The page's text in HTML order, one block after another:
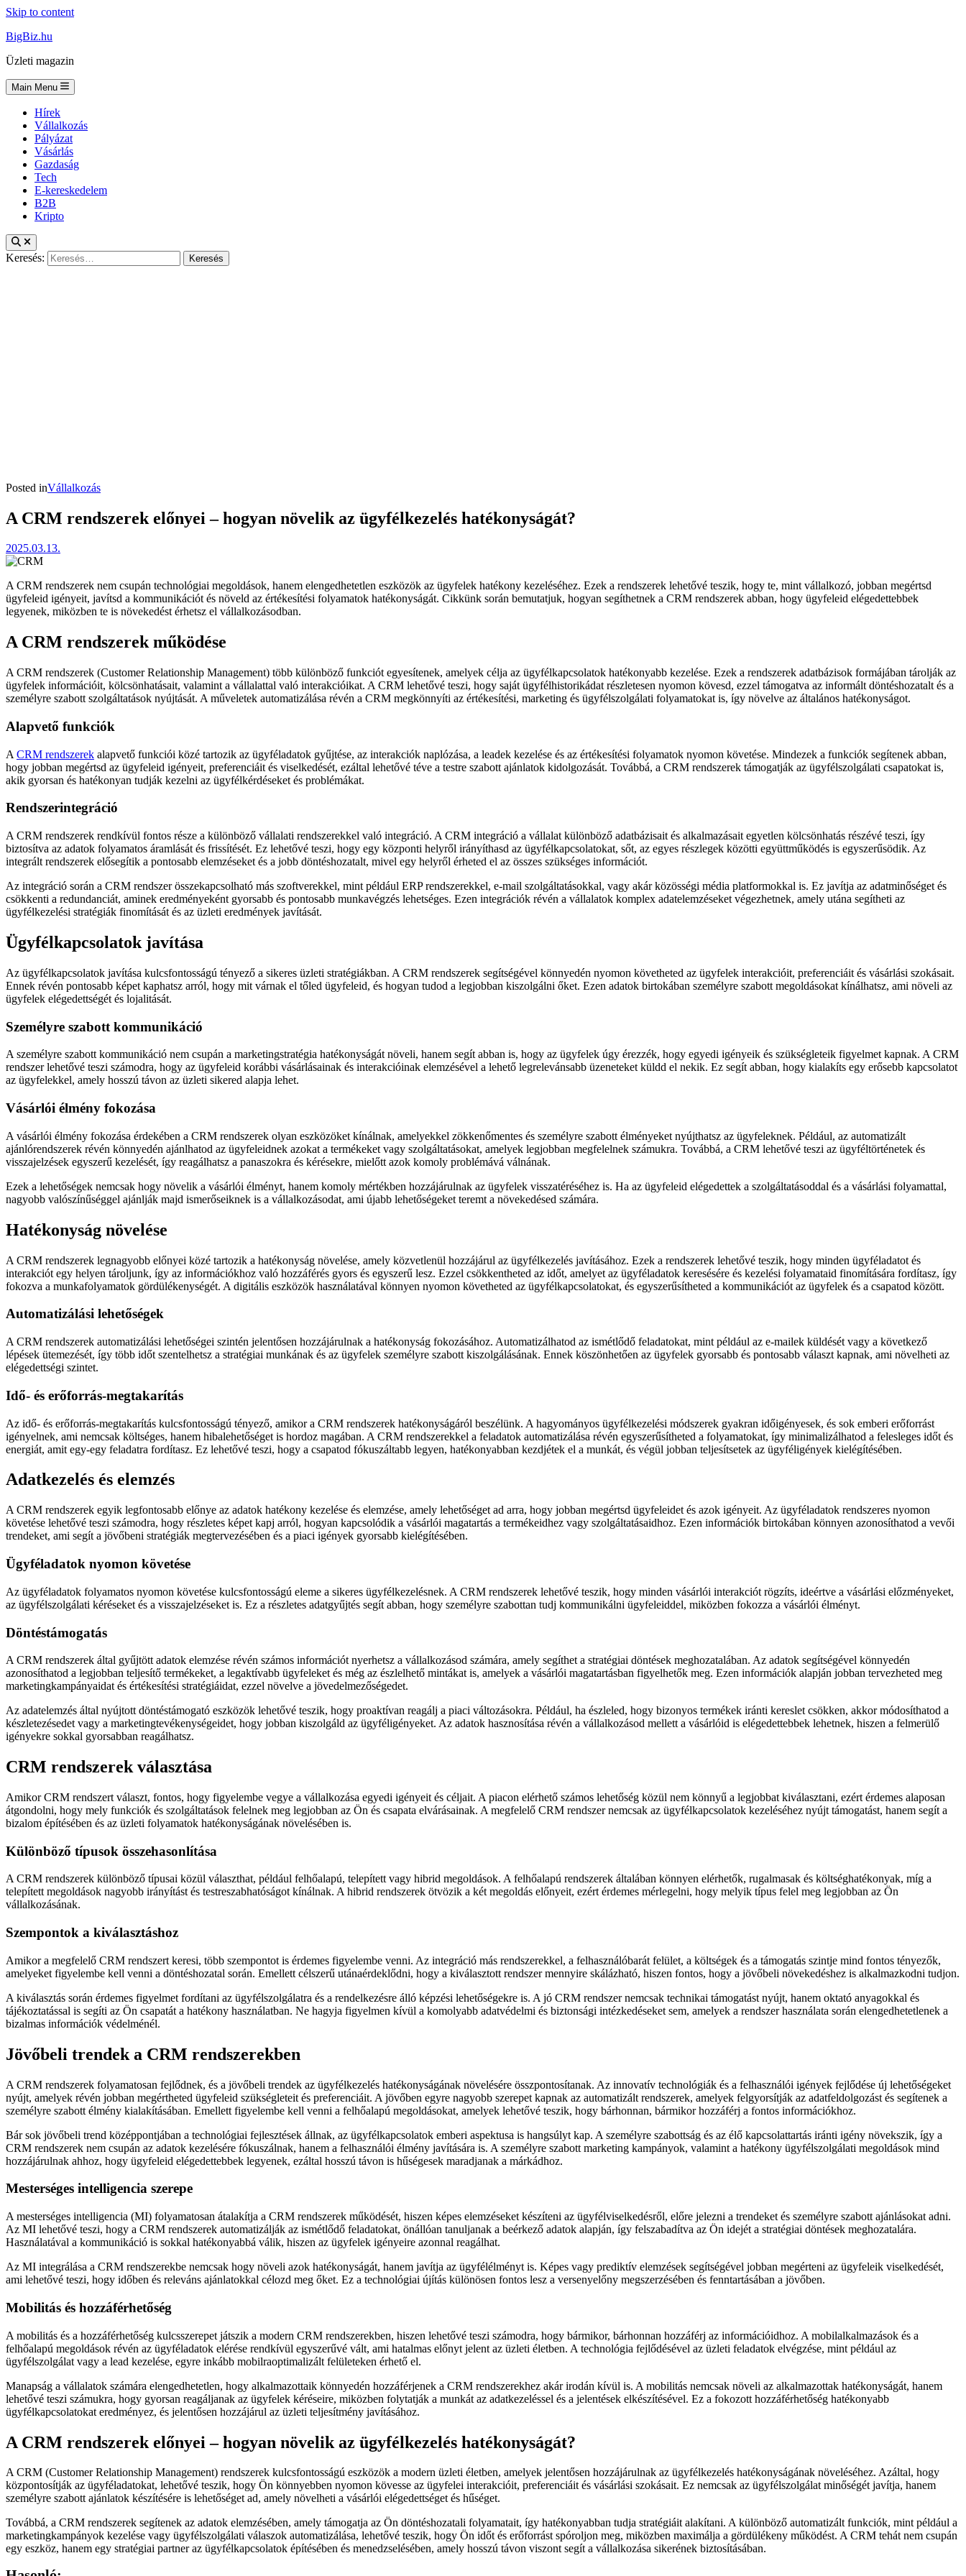
Skip to content
BigBiz.hu
Üzleti magazin
Main Menu
Hírek
Vállalkozás
Pályázat
Vásárlás
Gazdaság
Tech
E-kereskedelem
B2B
Kripto
Keresés:
Posted inVállalkozás
A CRM rendszerek előnyei – hogyan növelik az ügyfélkezelés hatékonyságát?
2025.03.13.
A CRM rendszerek nem csupán technológiai megoldások, hanem elengedhetetlen eszközök az ügyfelek hatékony kezeléséhez. Ezek a rendszerek lehetővé teszik, hogy te, mint vállalkozó, jobban megértsd
ügyfeleid igényeit, javítsd a kommunikációt és növeld az értékesítési folyamatok hatékonyságát. Cikkünk során bemutatjuk, hogyan segíthetnek a CRM rendszerek abban, hogy ügyfeleid elégedettebbek
legyenek, miközben te is növekedést érhetsz el vállalkozásodban.
A CRM rendszerek működése
A CRM rendszerek (Customer Relationship Management) több különböző funkciót egyesítenek, amelyek célja az ügyfélkapcsolatok hatékonyabb kezelése. Ezek a rendszerek adatbázisok formájában tárolják az
ügyfelek információit, kölcsönhatásait, valamint a vállalattal való interakcióikat. A CRM lehetővé teszi, hogy saját ügyfélhistorikádat részletesen nyomon kövesd, ezzel támogatva az informált döntéshozatalt és a
személyre szabott szolgáltatások nyújtását. A műveletek automatizálása révén a CRM megkönnyíti az értékesítési, marketing és ügyfélszolgálati folyamatokat is, így növelve az általános hatékonyságot.
Alapvető funkciók
A CRM rendszerek alapvető funkciói közé tartozik az ügyféladatok gyűjtése, az interakciók naplózása, a leadek kezelése és az értékesítési folyamatok nyomon követése. Mindezek a funkciók segítenek abban,
hogy jobban megértsd az ügyfeleid igényeit, preferenciáit és viselkedését, ezáltal lehetővé téve a testre szabott ajánlatok kidolgozását. Továbbá, a CRM rendszerek támogatják az ügyfélszolgálati csapatokat is,
akik gyorsan és hatékonyan tudják kezelni az ügyfélkérdéseket és problémákat.
Rendszerintegráció
A CRM rendszerek rendkívül fontos része a különböző vállalati rendszerekkel való integráció. A CRM integráció a vállalat különböző adatbázisait és alkalmazásait egyetlen kölcsönhatás részévé teszi, így
biztosítva az adatok folyamatos áramlását és frissítését. Ez lehetővé teszi, hogy egy központi helyről irányíthasd az ügyfélkapcsolatokat, sőt, az egyes részlegek közötti együttműködés is egyszerűsödik. Az
integrált rendszerek elősegítik a pontosabb elemzéseket és a jobb döntéshozatalt, mivel egy helyről érheted el az összes szükséges információt.
Az integráció során a CRM rendszer összekapcsolható más szoftverekkel, mint például ERP rendszerekkel, e-mail szolgáltatásokkal, vagy akár közösségi média platformokkal is. Ez javítja az adatminőséget és
csökkenti a redundanciát, aminek eredményeként gyorsabb és pontosabb munkavégzés lehetséges. Ezen integrációk révén a vállalatok komplex adatelemzéseket végezhetnek, amely utána segítheti az
ügyfélkezelési stratégiák finomítását és az üzleti eredmények javítását.
Ügyfélkapcsolatok javítása
Az ügyfélkapcsolatok javítása kulcsfontosságú tényező a sikeres üzleti stratégiákban. A CRM rendszerek segítségével könnyedén nyomon követheted az ügyfelek interakcióit, preferenciáit és vásárlási szokásait.
Ennek révén pontosabb képet kaphatsz arról, hogy mit várnak el tőled ügyfeleid, és hogyan tudod a legjobban kiszolgálni őket. Ezen adatok birtokában személyre szabott megoldásokat kínálhatsz, ami növeli az
ügyfelek elégedettségét és lojalitását.
Személyre szabott kommunikáció
A személyre szabott kommunikáció nem csupán a marketingstratégia hatékonyságát növeli, hanem segít abban is, hogy az ügyfelek úgy érezzék, hogy egyedi igényeik és szükségleteik figyelmet kapnak. A CRM
rendszer lehetővé teszi számodra, hogy az ügyfeleid korábbi vásárlásainak és interakcióinak elemzésével a lehető legrelevánsabb üzeneteket küldd el nekik. Ez segít abban, hogy kialakíts egy erősebb kapcsolatot
az ügyfelekkel, amely hosszú távon az üzleti sikered alapja lehet.
Vásárlói élmény fokozása
A vásárlói élmény fokozása érdekében a CRM rendszerek olyan eszközöket kínálnak, amelyekkel zökkenőmentes és személyre szabott élményeket nyújthatsz az ügyfeleknek. Például, az automatizált
ajánlórendszerek révén könnyedén ajánlhatod az ügyfeleidnek azokat a termékeket vagy szolgáltatásokat, amelyek legjobban megfelelnek számukra. Továbbá, a CRM lehetővé teszi az ügyféltörténetek és
visszajelzések egyszerű kezelését, így reagálhatsz a panaszokra és kérésekre, mielőtt azok komoly problémává válnának.
Ezek a lehetőségek nemcsak hogy növelik a vásárlói élményt, hanem komoly mértékben hozzájárulnak az ügyfelek visszatéréséhez is. Ha az ügyfeleid elégedettek a szolgáltatásoddal és a vásárlási folyamattal,
nagyobb valószínűséggel ajánlják majd ismerőseiknek is a vállalkozásodat, ami újabb lehetőségeket teremt a növekedésed számára.
Hatékonyság növelése
A CRM rendszerek legnagyobb előnyei közé tartozik a hatékonyság növelése, amely közvetlenül hozzájárul az ügyfélkezelés javításához. Ezek a rendszerek lehetővé teszik, hogy minden ügyféladatot és
interakciót egy helyen tároljunk, így az információkhoz való hozzáférés gyors és egyszerű lesz. Ezzel csökkentheted az időt, amelyet az ügyféladatok keresésére és kezelési folyamataid finomítására fordítasz, így
fokozva a munkafolyamatok gördülékenységét. A digitális eszközök használatával könnyen nyomon követheted az ügyfélkapcsolatokat, és egyszerűsítheted a kommunikációt az ügyfelek és a csapatod között.
Automatizálási lehetőségek
A CRM rendszerek automatizálási lehetőségei szintén jelentősen hozzájárulnak a hatékonyság fokozásához. Automatizálhatod az ismétlődő feladatokat, mint például az e-mailek küldését vagy a következő
lépések ütemezését, így több időt szentelhetsz a stratégiai munkának és az ügyfelek személyre szabott kiszolgálásának. Ennek köszönhetően az ügyfelek gyorsabb és pontosabb választ kapnak, ami növelheti az
elégedettségi szintet.
Idő- és erőforrás-megtakarítás
Az idő- és erőforrás-megtakarítás kulcsfontosságú tényező, amikor a CRM rendszerek hatékonyságáról beszélünk. A hagyományos ügyfélkezelési módszerek gyakran időigényesek, és sok emberi erőforrást
igényelnek, ami nemcsak költséges, hanem hibalehetőséget is hordoz magában. A CRM rendszerekkel a feladatok automatizálása révén egyszerűsítheted a folyamatokat, így minimalizálhatod a felesleges időt és
energiát, amit egy-egy feladatra fordítasz. Ez lehetővé teszi, hogy a csapatod fókuszáltabb legyen, hatékonyabban kezdjétek el a munkát, és végül jobban teljesítsetek az ügyféligények kielégítésében.
Adatkezelés és elemzés
A CRM rendszerek egyik legfontosabb előnye az adatok hatékony kezelése és elemzése, amely lehetőséget ad arra, hogy jobban megértsd ügyfeleidet és azok igényeit. Az ügyféladatok rendszeres nyomon
követése lehetővé teszi számodra, hogy részletes képet kapj arról, hogyan kapcsolódik a vásárlói magatartás a termékeidhez vagy szolgáltatásaidhoz. Ezen információk birtokában könnyen azonosíthatod a vevői
trendeket, ami segít a jövőbeni stratégiák megtervezésében és a piaci igények gyorsabb kielégítésében.
Ügyféladatok nyomon követése
Az ügyféladatok folyamatos nyomon követése kulcsfontosságú eleme a sikeres ügyfélkezelésnek. A CRM rendszerek lehetővé teszik, hogy minden vásárlói interakciót rögzíts, ideértve a vásárlási előzményeket,
az ügyfélszolgálati kéréseket és a visszajelzéseket is. Ez a részletes adatgyűjtés segít abban, hogy személyre szabottan tudj kommunikálni ügyfeleiddel, miközben fokozza a vásárlói élményt.
Döntéstámogatás
A CRM rendszerek által gyűjtött adatok elemzése révén számos információt nyerhetsz a vállalkozásod számára, amely segíthet a stratégiai döntések meghozatalában. Az adatok segítségével könnyedén
azonosíthatod a legjobban teljesítő termékeket, a legaktívabb ügyfeleket és még az észlelhető mintákat is, amelyek a vásárlói magatartásban figyelhetők meg. Ezen információk alapján jobban tervezheted meg
marketingkampányaidat és értékesítési stratégiáidat, ezzel növelve a jövedelmezőségedet.
Az adatelemzés által nyújtott döntéstámogató eszközök lehetővé teszik, hogy proaktívan reagálj a piaci változásokra. Például, ha észleled, hogy bizonyos termékek iránti kereslet csökken, akkor módosíthatod a
készletezésedet vagy a marketingtevékenységeidet, hogy jobban kiszolgáld az ügyféligényeket. Az adatok hasznosítása révén a vállalkozásod mellett a vásárlóid is elégedettebbek lehetnek, hiszen a felmerülő
igényekre sokkal gyorsabban reagálhatsz.
CRM rendszerek választása
Amikor CRM rendszert választ, fontos, hogy figyelembe vegye a vállalkozása egyedi igényeit és céljait. A piacon elérhető számos lehetőség közül nem könnyű a legjobbat kiválasztani, ezért érdemes alaposan
átgondolni, hogy mely funkciók és szolgáltatások felelnek meg legjobban az Ön és csapata elvárásainak. A megfelelő CRM rendszer nemcsak az ügyfélkapcsolatok kezeléséhez nyújt támogatást, hanem segít a
bizalom építésében és az üzleti folyamatok hatékonyságának növelésében is.
Különböző típusok összehasonlítása
A CRM rendszerek különböző típusai közül választhat, például felhőalapú, telepített vagy hibrid megoldások. A felhőalapú rendszerek általában könnyen elérhetők, rugalmasak és költséghatékonyak, míg a
telepített megoldások nagyobb irányítást és testreszabhatóságot kínálnak. A hibrid rendszerek ötvözik a két megoldás előnyeit, ezért érdemes mérlegelni, hogy melyik típus felel meg legjobban az Ön
vállalkozásának.
Szempontok a kiválasztáshoz
Amikor a megfelelő CRM rendszert keresi, több szempontot is érdemes figyelembe venni. Az integráció más rendszerekkel, a felhasználóbarát felület, a költségek és a támogatás szintje mind fontos tényezők,
amelyeket figyelembe kell venni a döntéshozatal során. Emellett célszerű utánaérdeklődni, hogy a kiválasztott rendszer mennyire skálázható, hiszen fontos, hogy a jövőbeli növekedéshez is alkalmazkodni tudjon.
A kiválasztás során érdemes figyelmet fordítani az ügyfélszolgálatra és a rendelkezésre álló képzési lehetőségekre is. A jó CRM rendszer nemcsak technikai támogatást nyújt, hanem oktató anyagokkal és
tájékoztatással is segíti az Ön csapatát a hatékony használatban. Ne hagyja figyelmen kívül a komolyabb adatvédelmi és biztonsági intézkedéseket sem, amelyek a rendszer használata során elengedhetetlenek a
bizalmas információk védelménél.
Jövőbeli trendek a CRM rendszerekben
A CRM rendszerek folyamatosan fejlődnek, és a jövőbeli trendek az ügyfélkezelés hatékonyságának növelésére összpontosítanak. Az innovatív technológiák és a felhasználói igények fejlődése új lehetőségeket
nyújt, amelyek révén jobban megértheted ügyfeleid szükségleteit és preferenciáit. A jövőben egyre nagyobb szerepet kapnak az automatizált rendszerek, amelyek felgyorsítják az adatfeldolgozást és segítenek a
személyre szabott élmény kialakításában. Emellett figyelembe kell venni a felhőalapú megoldásokat, amelyek lehetővé teszik, hogy bárhonnan, bármikor hozzáférj a fontos információkhoz.
Bár sok jövőbeli trend középpontjában a technológiai fejlesztések állnak, az ügyfélkapcsolatok emberi aspektusa is hangsúlyt kap. A személyre szabottság és az élő kapcsolattartás iránti igény növekszik, így a
CRM rendszerek nem csupán az adatok kezelésére fókuszálnak, hanem a felhasználói élmény javítására is. A személyre szabott marketing kampányok, valamint a hatékony ügyfélszolgálati megoldások mind
hozzájárulnak ahhoz, hogy ügyfeleid elégedettebbek legyenek, ezáltal hosszú távon is hűségesek maradjanak a márkádhoz.
Mesterséges intelligencia szerepe
A mesterséges intelligencia (MI) folyamatosan átalakítja a CRM rendszerek működését, hiszen képes elemzéseket készíteni az ügyfélviselkedésről, előre jelezni a trendeket és személyre szabott ajánlásokat adni.
Az MI lehetővé teszi, hogy a CRM rendszerek automatizálják az ismétlődő feladatokat, önállóan tanuljanak a beérkező adatok alapján, így felszabadítva az Ön idejét a stratégiai döntések meghozatalára.
Használatával a kommunikáció is sokkal hatékonyabbá válik, hiszen az ügyfelek igényeire azonnal reagálhat.
Az MI integrálása a CRM rendszerekbe nemcsak hogy növeli azok hatékonyságát, hanem javítja az ügyfélélményt is. Képes vagy prediktív elemzések segítségével jobban megérteni az ügyfeleik viselkedését,
ami lehetővé teszi, hogy időben és releváns ajánlatokkal célozd meg őket. Ez a technológiai újítás különösen fontos lesz a versenyelőny megszerzésében és fenntartásában a jövőben.
Mobilitás és hozzáférhetőség
A mobilitás és a hozzáférhetőség kulcsszerepet játszik a modern CRM rendszerekben, hiszen lehetővé teszi számodra, hogy bármikor, bárhonnan hozzáférj az információidhoz. A mobilalkalmazások és a
felhőalapú megoldások révén az ügyféladatok elérése rendkívül egyszerűvé vált, ami hatalmas előnyt jelent az üzleti életben. A technológia fejlődésével az üzleti feladatok elvégzése, mint például az
ügyfélszolgálat vagy a lead kezelése, egyre inkább mobilraoptimalizált felületeken érhető el.
Manapság a vállalatok számára elengedhetetlen, hogy alkalmazottaik könnyedén hozzáférjenek a CRM rendszerekhez akár irodán kívül is. A mobilitás nemcsak növeli az alkalmazottak hatékonyságát, hanem
lehetővé teszi számukra, hogy gyorsan reagáljanak az ügyfelek kéréseire, miközben folytatják a munkát az adatkezeléssel és a jelentések elkészítésével. Ez a fokozott hozzáférhetőség hatékonyabb
ügyfélkapcsolatokat eredményez, és jelentősen hozzájárul az üzleti teljesítmény javításához.
A CRM rendszerek előnyei – hogyan növelik az ügyfélkezelés hatékonyságát?
A CRM (Customer Relationship Management) rendszerek kulcsfontosságú eszközök a modern üzleti életben, amelyek jelentősen hozzájárulnak az ügyfélkezelés hatékonyságának növeléséhez. Azáltal, hogy
központosítják az ügyféladatokat, lehetővé teszik, hogy Ön könnyebben nyomon kövesse az ügyfelei interakcióit, preferenciáit és vásárlási szokásait. Ez nemcsak az ügyfélszolgálat minőségét javítja, hanem
személyre szabott ajánlatok készítésére is lehetőséget ad, amely növelheti a vásárlói elégedettséget és hűséget.
Továbbá, a CRM rendszerek segítenek az adatok elemzésében, amely támogatja az Ön döntéshozatali folyamatait, így hatékonyabban tudja stratégiáit alakítani. A különböző automatizált funkciók, mint például a
marketingkampányok kezelése vagy ügyfélszolgálati válaszok automatizálása, lehetővé teszik, hogy Ön időt és erőforrást spóroljon meg, miközben maximálja a gördülékeny működést. A CRM tehát nem csupán
egy eszköz, hanem egy stratégiai partner az ügyfélkapcsolatok építésében és menedzselésében, amely hosszú távon viszont segít a vállalkozása sikerének biztosításában.